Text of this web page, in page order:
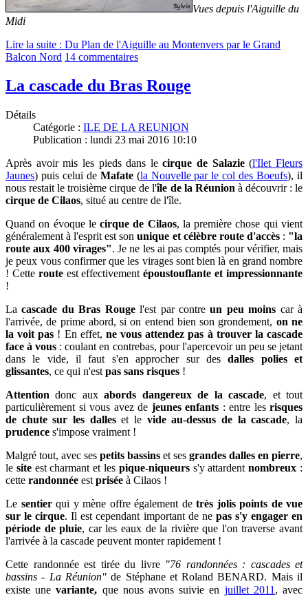
Vues depuis l'Aiguille du
Midi
Lire la suite : Du Plan de l'Aiguille au Montenvers par le Grand
Balcon Nord 14 commentaires
La cascade du Bras Rouge
Détails
Catégorie : ILE DE LA REUNION
Publication : lundi 23 mai 2016 10:10
Après avoir mis les pieds dans lecirque de Salazie(l'Ilet Fleurs
Jaunes) puis celui de Mafate(la Nouvelle par le col des Boeufs), il
nous restait le troisième cirque de l'île de la Réunion à découvrir : le
cirque de Cilaos, situé au centre de l'île.
Quand on évoque lecirque de Cilaos, la première chose qui vient
généralement à l'esprit est sonunique et célèbre route d'accès: "la
route aux 400 virages". Je ne les ai pas comptés pour vérifier, mais
je peux vous confirmer que les virages sont bien là en grand nombre
! Cette routeest effectivementépoustouflante et impressionnante
!
Lacascade du Bras Rougel'est par contreun peu moins car à
l'arrivée, de prime abord, si on entend bien son grondement, on ne
la voit pas ! En effet, ne vous attendez pas à trouver la cascade
face à vous : coulant en contrebas, pour l'apercevoir un peu se jetant
dans le vide, il faut s'en approcher sur desdalles polies et
glissantes, ce qui n'est pas sans risques !
Attention donc auxabords dangereux de la cascade, et tout
particulièrement si vous avez de jeunes enfants : entre les risques
de chute sur les dalleset le vide au-dessus de la cascade, la
prudence s'impose vraiment !
Malgré tout, avec ses petits bassins et ses grandes dalles en pierre,
le siteest charmant et les pique-niqueurss'y attardentnombreux :
cette randonnée est prisée à Cilaos !
Le sentierqui y mène offre également de très jolis points de vue
sur le cirque. Il estcependant important de ne pas s'y engager en
période de pluie, car les eaux de la rivière que l'on traverse avant
l'arrivée à la cascade peuvent monter rapidement !
Cette randonnée est tirée du livre "76 randonnées : cascades et
bassins - La Réunion"de Stéphane et Roland BENARD. Mais il
existe unevariante, que nous avons suivie en juillet 2011 , avec